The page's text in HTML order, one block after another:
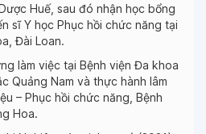
Huế, sau đó nhận học bổng
sĩ Y học Phục hồi chức năng tại
Đài Loan.
làm việc tại Bệnh viện Đa khoa
Quảng Nam và thực hành lâm
– Phục hồi chức năng, Bệnh
Hoa.